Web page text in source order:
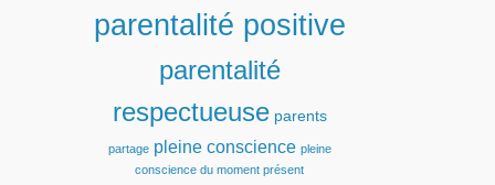
parentalité positive
parentalité
respectueuse parents
partage pleine conscience pleine
conscience du moment présent